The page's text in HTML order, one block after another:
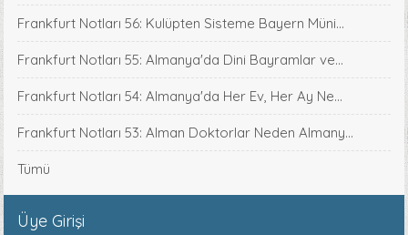
Frankfurt Notları 56: Kulüpten Sisteme Bayern Müni...
Frankfurt Notları 55: Almanya'da Dini Bayramlar ve...
Frankfurt Notları 54: Almanya'da Her Ev, Her Ay Ne...
Frankfurt Notları 53: Alman Doktorlar Neden Almany...
Tümü
Üye Girişi